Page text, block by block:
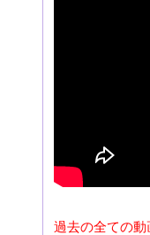
過去の全ての動